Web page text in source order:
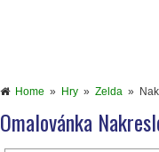
Home » Hry » Zelda »
Omalovánka